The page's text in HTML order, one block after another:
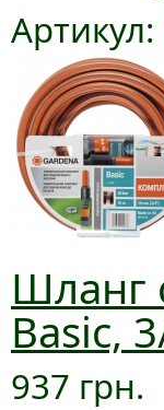
Артикул:
Шланг
Basic,
937 грн.